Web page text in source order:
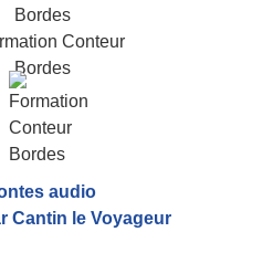
audio
Cantin le Voyageur